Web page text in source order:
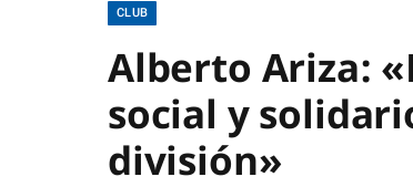
CLUB
Alberto Ariza:
social y
división»